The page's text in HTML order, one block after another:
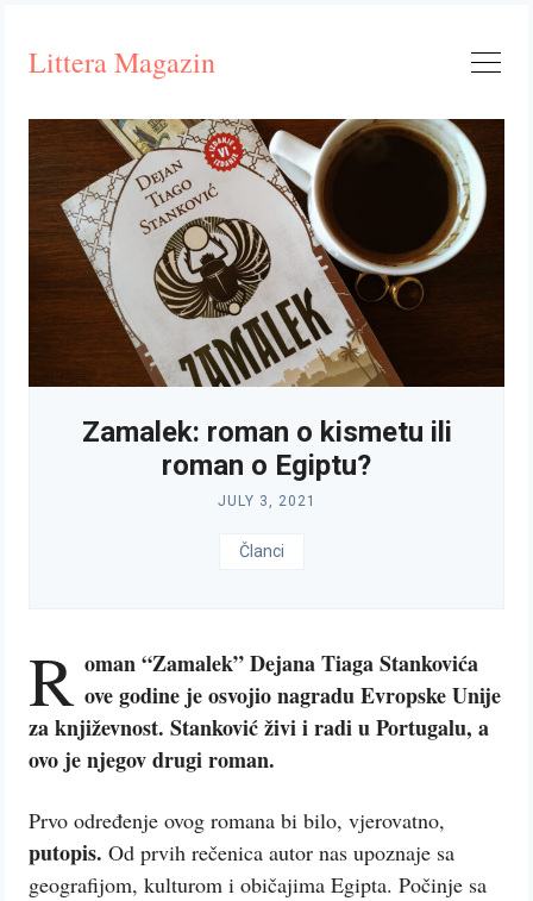
Littera Magazin
Zamalek: roman o kismetu ili
roman o Egiptu?
JULY 3, 2021
Članci
R oman “Zamalek” Dejana Tiaga Stankovića
ove godine je osvojio nagradu Evropske Unije
za književnost. Stanković živi i radi u Portugalu, a
ovo je njegov drugi roman.
Prvo određenje ovog romana bi bilo, vjerovatno,
putopis. Od prvih rečenica autor nas upoznaje sa
geografijom, kulturom i običajima Egipta. Počinje sa